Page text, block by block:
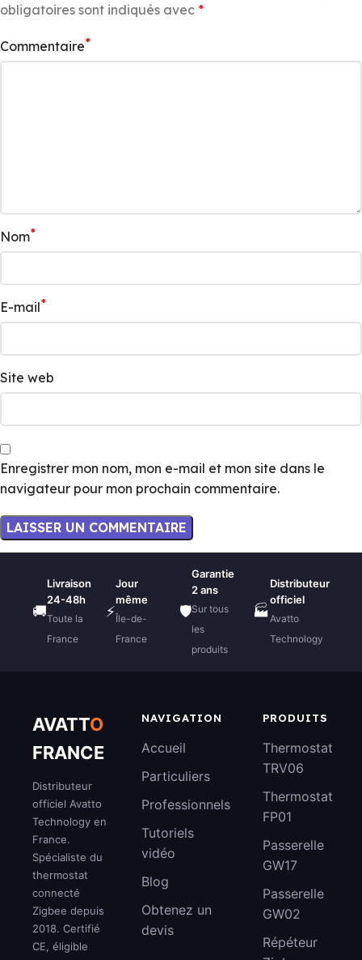
obligatoires sont indiqués avec *
Commentaire*
Nom*
E-mail*
Site web
Enregistrer mon nom, mon e-mail et mon site dans le
navigateur pour mon prochain commentaire.
🚚
Livraison
24-48h
Toute la
France
⚡
Jour
même
Île-de-
France
🛡️
Garantie
2 ans
Sur tous
les
produits
🏭
Distributeur
officiel
Avatto
Technology
AVATTO
FRANCE
Distributeur
officiel Avatto
Technology en
France.
Spécialiste du
thermostat
connecté
Zigbee depuis
2018. Certifié
CE, éligible
NAVIGATION
Accueil
Particuliers
Professionnels
Tutoriels
vidéo
Blog
Obtenez un
devis
PRODUITS
Thermostat
TRV06
Thermostat
FP01
Passerelle
GW17
Passerelle
GW02
Répéteur